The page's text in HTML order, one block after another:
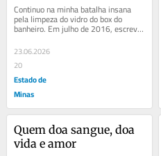
Continuo na minha batalha insana
pela limpeza do vidro do box do
banheiro. Em julho de 2016, escrevi
meu primeiro artigo sobre isso. Lá se
vão 10...
23.06.2026
20
Estado de
Minas
Quem doa sangue, doa
vida e amor